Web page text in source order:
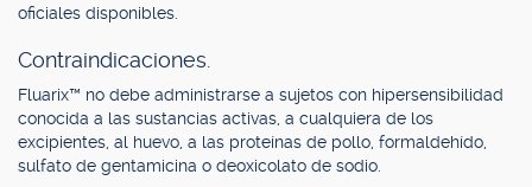
oficiales disponibles.
Contraindicaciones.
Fluarix™ no debe administrarse a sujetos con hipersensibilidad
conocida a las sustancias activas, a cualquiera de los
excipientes, al huevo, a las proteínas de pollo, formaldehído,
sulfato de gentamicina o deoxicolato de sodio.